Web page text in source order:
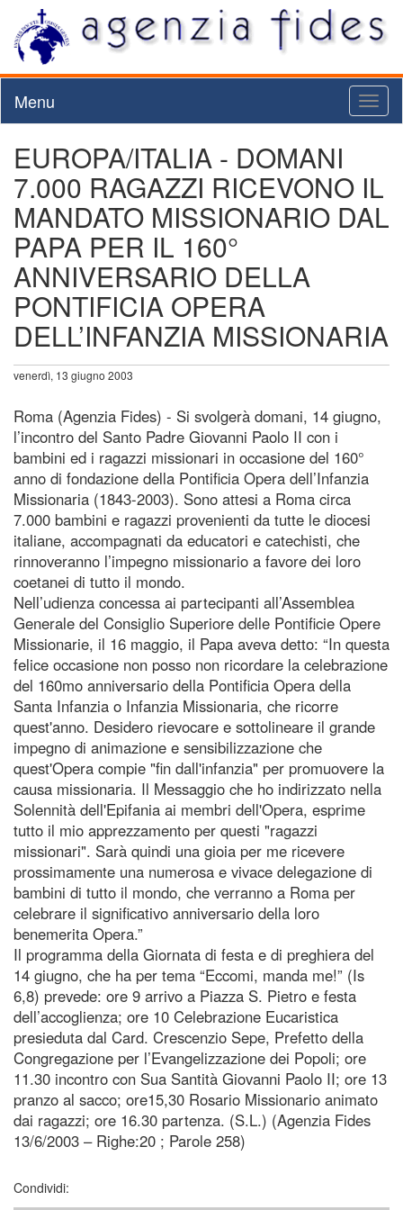
Menu
EUROPA/ITALIA - DOMANI
7.000 RAGAZZI RICEVONO IL
MANDATO MISSIONARIO DAL
PAPA PER IL 160°
ANNIVERSARIO DELLA
PONTIFICIA OPERA
DELL’INFANZIA MISSIONARIA
venerdì, 13 giugno 2003
Roma (Agenzia Fides) - Si svolgerà domani, 14 giugno,
l’incontro del Santo Padre Giovanni Paolo II con i
bambini ed i ragazzi missionari in occasione del 160°
anno di fondazione della Pontificia Opera dell’Infanzia
Missionaria (1843-2003). Sono attesi a Roma circa
7.000 bambini e ragazzi provenienti da tutte le diocesi
italiane, accompagnati da educatori e catechisti, che
rinnoveranno l’impegno missionario a favore dei loro
coetanei di tutto il mondo.
Nell’udienza concessa ai partecipanti all’Assemblea
Generale del Consiglio Superiore delle Pontificie Opere
Missionarie, il 16 maggio, il Papa aveva detto: “In questa
felice occasione non posso non ricordare la celebrazione
del 160mo anniversario della Pontificia Opera della
Santa Infanzia o Infanzia Missionaria, che ricorre
quest'anno. Desidero rievocare e sottolineare il grande
impegno di animazione e sensibilizzazione che
quest'Opera compie "fin dall'infanzia" per promuovere la
causa missionaria. Il Messaggio che ho indirizzato nella
Solennità dell'Epifania ai membri dell'Opera, esprime
tutto il mio apprezzamento per questi "ragazzi
missionari". Sarà quindi una gioia per me ricevere
prossimamente una numerosa e vivace delegazione di
bambini di tutto il mondo, che verranno a Roma per
celebrare il significativo anniversario della loro
benemerita Opera.”
Il programma della Giornata di festa e di preghiera del
14 giugno, che ha per tema “Eccomi, manda me!” (Is
6,8) prevede: ore 9 arrivo a Piazza S. Pietro e festa
dell’accoglienza; ore 10 Celebrazione Eucaristica
presieduta dal Card. Crescenzio Sepe, Prefetto della
Congregazione per l’Evangelizzazione dei Popoli; ore
11.30 incontro con Sua Santità Giovanni Paolo II; ore 13
pranzo al sacco; ore15,30 Rosario Missionario animato
dai ragazzi; ore 16.30 partenza. (S.L.) (Agenzia Fides
13/6/2003 – Righe:20 ; Parole 258)
Condividi: